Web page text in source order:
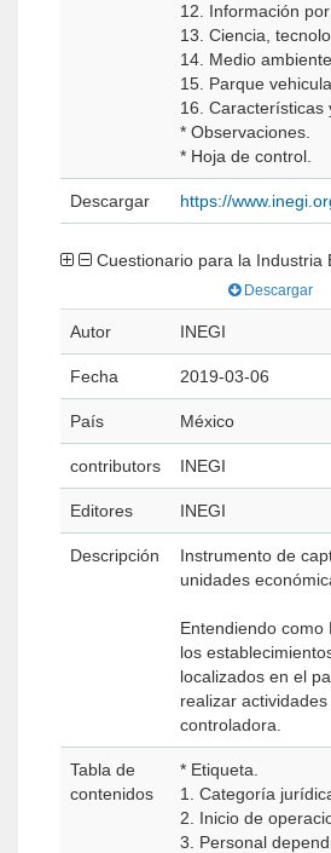
12. Información
13. Ciencia,
14. Medio ambiente.
15. Parque
16. Características
* Observaciones.
* Hoja de control.
Descargar https://
Cuestionario para la Industria
Descargar
Autor INEGI
Fecha 2019-03-06
País México
contributors INEGI
Editores INEGI
Descripción
Instrumento de
unidades
Entendiendo
los
localizados en el
realizar
controladora.
Tabla de
contenidos
* Etiqueta.
1. Categoría
2. Inicio de
3. Personal